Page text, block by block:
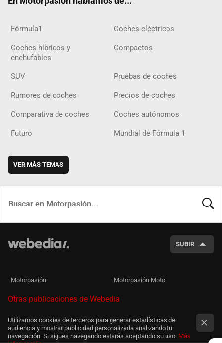
Fórmula1 Coches eléctricos
Coches híbridos y
enchufables
Compactos
SUV Pruebas de coches
Rumores de coches Precios de coches
Comparativa de coches Coches autónomos
Futuro Mundial de Fórmula 1
VER MÁS TEMAS
SUBIR
Motorpasión Motorpasión Moto
Otras publicaciones de Webedia
Utilizamos cookies de terceros para generar estadísticas de
audiencia y mostrar publicidad personalizada analizando tu
navegación. Si sigues navegando estarás aceptando su uso. Más